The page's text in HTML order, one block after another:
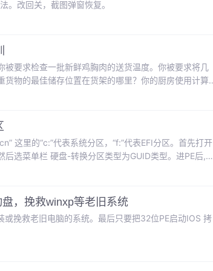
。改回关，截图弹窗恢复。
要求检查一批新鲜鸡胸肉的送货温度。你被要求将几
物的最佳储存位置在货架的哪里？你的厨房使用计算
一份供厨师使用的标准订购表。你收到了一大批真空
。描述被认定为受污染但无法立即处理的货物的储存
这里的“c:”代表系统分区，“f:”代表EFI分区。首先打开
选菜单栏 硬盘-转换分区类型为GUID类型。进PE后,台
记本略过！还原完成后我们看一下引导文件是否添加
，挽救winxp等老旧系统
挽救老旧电脑的系统。最后只要把32位PE启动IOS 拷